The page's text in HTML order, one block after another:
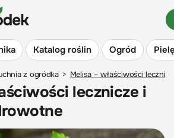
Katalog roślin Ogród
z ogródka > Melisa – właściwości
lecznicze i